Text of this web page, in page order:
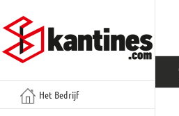
naar
de
inhoud
Het Bedrijf